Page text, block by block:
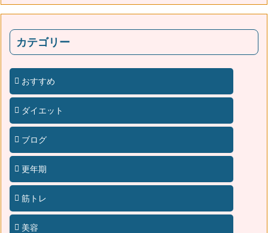
カテゴリー
おすすめ
ダイエット
ブログ
更年期
筋トレ
美容